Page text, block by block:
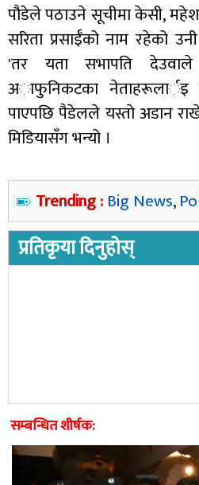
पौडेले पठाउने सूचीमा केसी,
सरिता प्रसाईँको नाम रहेको
'तर यता सभापति
अाफुनिकटका नेताहरूलार्इ
पाएपछि पैडेलले यस्ताे अडान
मिडियासँग भन्यो ।
Trending : Big News,
प्रतिकृया दिनुहोस्
सम्बन्धित शीर्षक: